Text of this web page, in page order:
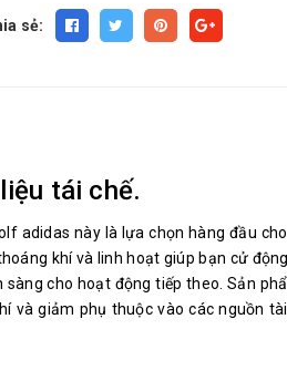
sẻ:
tái chế.
adidas này là lựa chọn hàng đầu
khí và linh hoạt giúp bạn cử
cho hoạt động tiếp theo. Sản
và giảm phụ thuộc vào các nguồn